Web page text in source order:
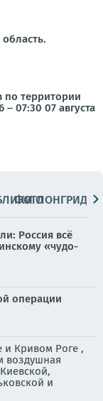
по территории
– 07:30 07 августа
ФОТОЛОНГРИДЫ
Россия всё
«чудо-
операции
и Кривом Роге ,
воздушная
и